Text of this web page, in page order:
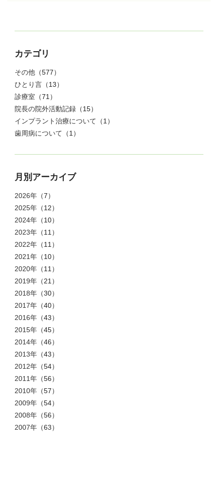
カテゴリ
その他 （577）
ひとり言 （13）
診療室 （71）
院長の院外活動記録 （15）
インプラント治療について （1）
歯周病について （1）
月別アーカイブ
2026年 （7）
2025年 （12）
2024年 （10）
2023年 （11）
2022年 （11）
2021年 （10）
2020年 （11）
2019年 （21）
2018年 （30）
2017年 （40）
2016年 （43）
2015年 （45）
2014年 （46）
2013年 （43）
2012年 （54）
2011年 （56）
2010年 （57）
2009年 （54）
2008年 （56）
2007年 （63）